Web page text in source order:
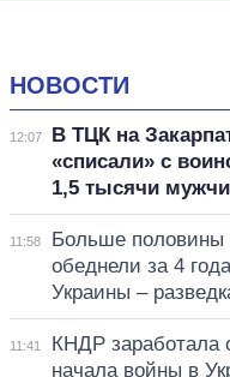
НОВОСТИ
12:07
В ТЦК на
«списали» с
1,5 тысячи
11:58
Больше половины
обеднели за 4
Украины –
11:41
КНДР заработала
начала войны в